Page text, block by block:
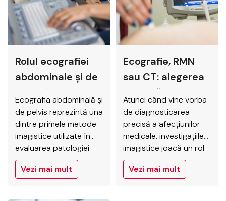
O bună orientare a
pacientului contribuie la
obținerea unor
rezultate de calitate și
eventualelor
disconforturi. Scopul
acestui articol este să
ofere explicații clare și
practice despre cum…
examen palpator. În
contextul actual, cu o
incidență în creștere a
afecțiunilor mamare și
crescândă pentru
diagnostic…
Rolul ecografiei
abdominale și de
depistarea
afecțiunilor
digestive
Ecografia abdominală și
de pelvis reprezintă una
dintre primele metode
imagistice utilizate în
evaluarea patologiei
digestive. Prin
accesibilitatea, lipsa
Vezi mai mult
Ecografie, RMN
sau CT: alegerea
corectă
Atunci când vine vorba
de diagnosticarea
precisă a afecțiunilor
medicale, investigațiile
imagistice joacă un rol
crucial. Ecografia,
rezonanța magnetică
Vezi mai mult